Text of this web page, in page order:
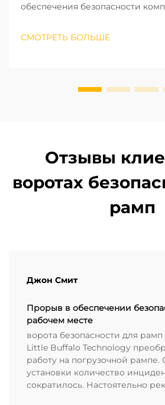
обеспечения безопасности
столкновений для умной
СМОТРЕТЬ БОЛЬШЕ
Отзывы
воротах
рамп
Джон Смит
Прорыв в обеспечении
рабочем месте
ворота безопасности для
Little Buffalo Technology
работу на погрузочной рампе.
установки количество
сократилось. Настоятельно